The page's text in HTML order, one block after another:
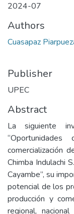
2024-07
Authors
Cuasapaz
Publisher
UPEC
Abstract
La siguiente
comercialización
Chimba Indulachi
Cayambe”, su
potencial de los
producción y
regional,